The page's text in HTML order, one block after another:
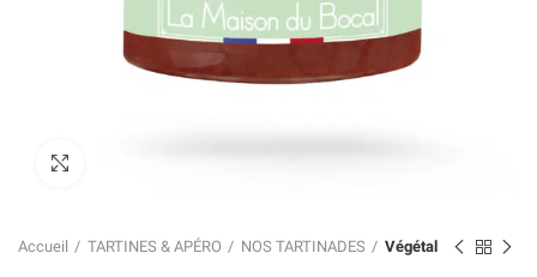
Accueil TARTINES & APÉRO NOS TARTINADES Végétal